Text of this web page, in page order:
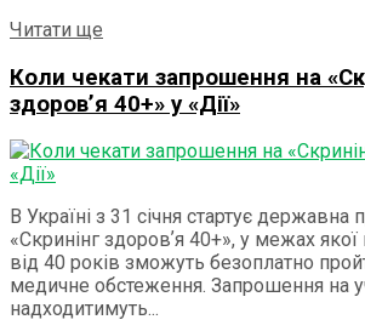
Читати ще
Коли чекати запрошення на
здоровʼя 40+» у «Дії»
В Україні з 31 січня стартує державна
«Скринінг здоровʼя 40+», у межах
від 40 років зможуть безоплатно
медичне обстеження. Запрошення на
надходитимуть...